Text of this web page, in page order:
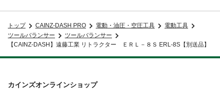
トップ CAINZ-DASH PRO 電動・油圧・空圧工具
電動工具
ツールバランサー
ツールバランサー
【CAINZ-DASH】遠藤工業 リトラクター ＥＲＬ－８Ｓ ERL-8S【別送品】
カインズオンラインショップ